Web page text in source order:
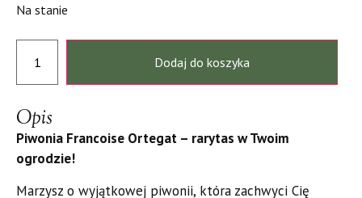
Na stanie
Dodaj do koszyka
Opis
Piwonia Francoise Ortegat – rarytas w Twoim
ogrodzie!
Marzysz o wyjątkowej piwonii, która zachwyci Cię